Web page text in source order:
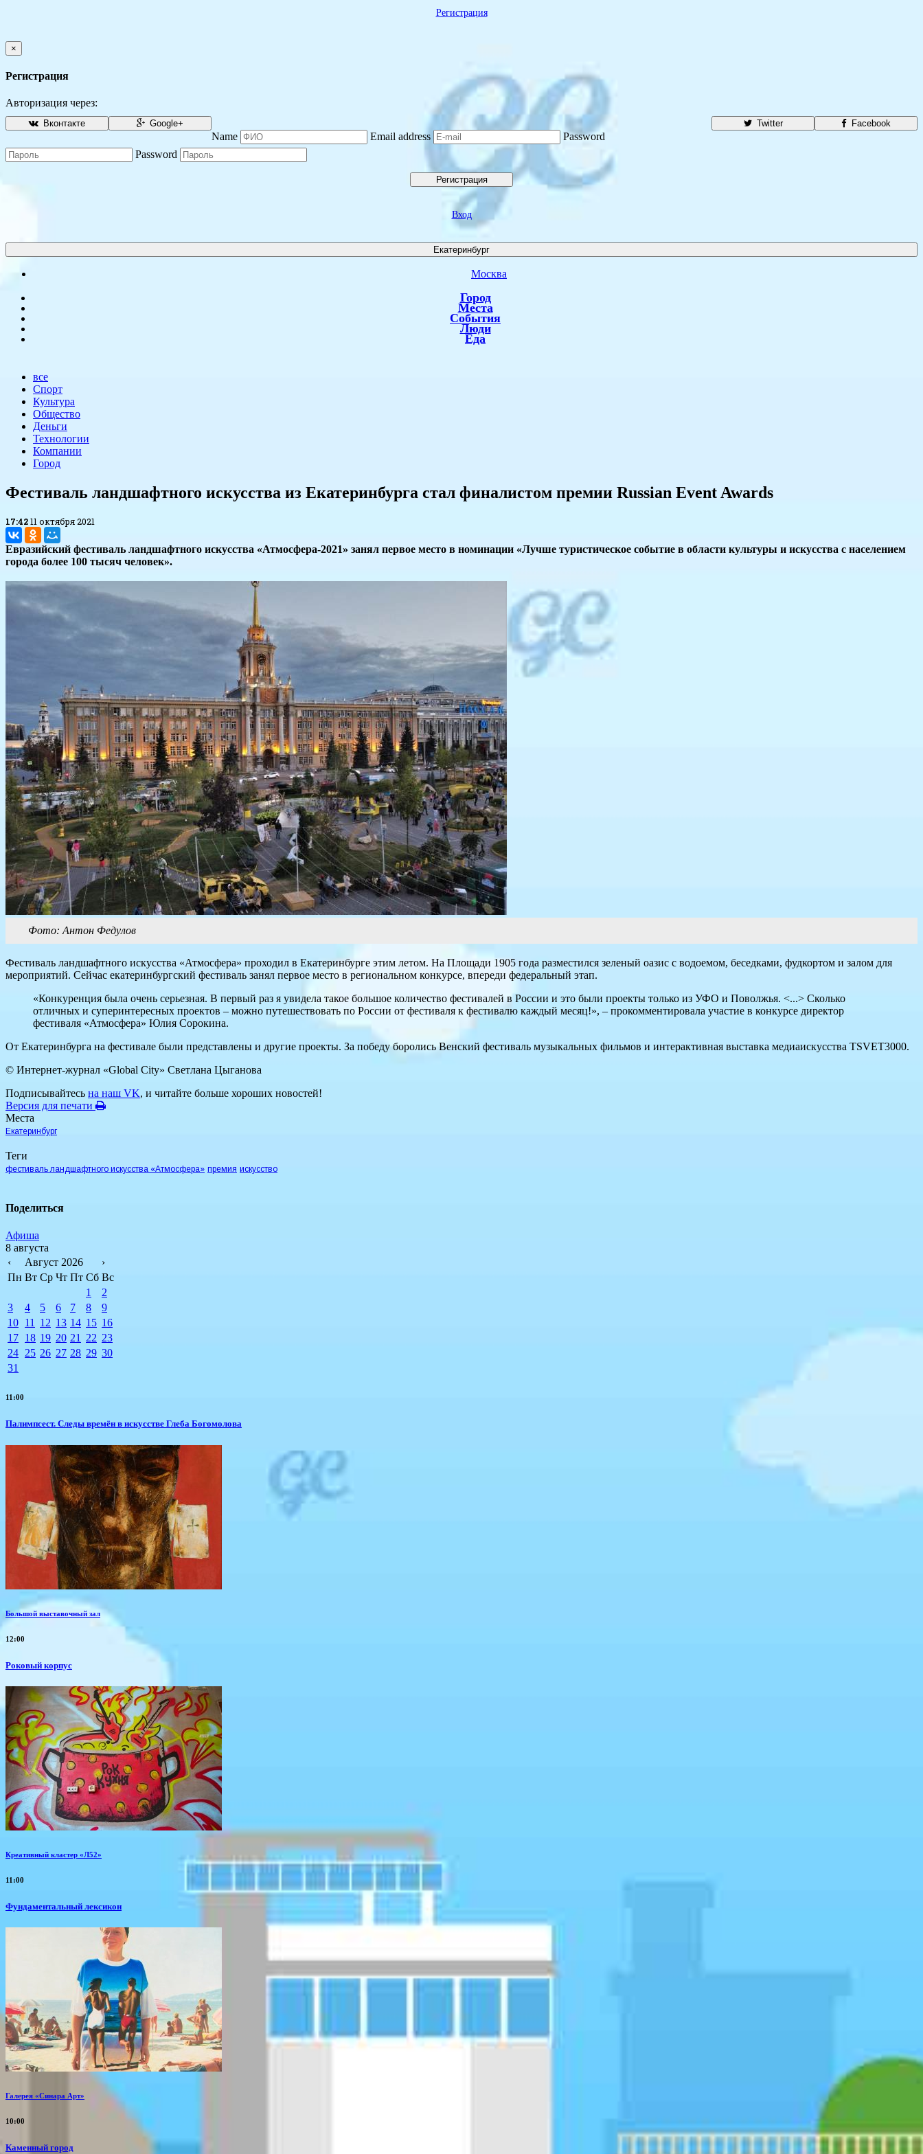
Регистрация
×
Регистрация
Авторизация через:
Facebook
Вконтакте Twitter
Google+
Name Email address
Password
Password
Регистрация
Вход
Екатеринбург
Москва
Город
Места
События
Люди
Еда
все
Спорт
Культура
Общество
Деньги
Технологии
Компании
Город
Фестиваль ландшафтного искусства из Екатеринбурга стал финалистом премии Russian Event Awards
17:4211 октября 2021
Евразийский фестиваль ландшафтного искусства «Атмосфера-2021» занял первое место в номинации «Лучше туристическое событие в области культуры и искусства с населением
города более 100 тысяч человек».
Фото: Антон Федулов
Фестиваль ландшафтного искусства «Атмосфера» проходил в Екатеринбурге этим летом. На Площади 1905 года разместился зеленый оазис с водоемом, беседками, фудкортом и залом для
мероприятий. Сейчас екатеринбургский фестиваль занял первое место в региональном конкурсе, впереди федеральный этап.
«Конкуренция была очень серьезная. В первый раз я увидела такое большое количество фестивалей в России и это были проекты только из УФО и Поволжья. <...> Сколько
отличных и суперинтересных проектов – можно путешествовать по России от фестиваля к фестивалю каждый месяц!», – прокомментировала участие в конкурсе директор
фестиваля «Атмосфера» Юлия Сорокина.
От Екатеринбурга на фестивале были представлены и другие проекты. За победу боролись Венский фестиваль музыкальных фильмов и интерактивная выставка медиаискусства TSVET3000.
© Интернет-журнал «Global City» Светлана Цыганова
Подписывайтесь на наш VK, и читайте больше хороших новостей!
Версия для печати
Места
Екатеринбург
Теги
фестиваль ландшафтного искусства «Атмосфера» премия искусство
Поделиться
Афиша
8 августа
‹
Август 2026
›
Пн Вт Ср Чт Пт Сб Вс
1
2
3
4 5 6 7 8
9
10 11 12 13 14 15 16
17 18 19 20 21 22 23
24 25 26 27 28 29 30
31
11:00
Палимпсест. Следы времён в искусстве Глеба Богомолова
Большой выставочный зал
12:00
Роковый корпус
Креативный кластер «Л52»
11:00
Фундаментальный лексикон
Галерея «Синара Арт»
10:00
Каменный город